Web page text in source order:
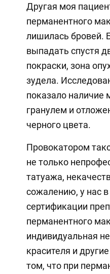
Другая моя
перманентного
лишилась бровей.
выпадать спустя
покраски, зона
зудела.
показало наличие
гранулем и
черного цвета.
Провокатором
не только
татуажа,
сожалению, у нас в
сертификации
перманентного
индивидуальная
красителя и
том, что при